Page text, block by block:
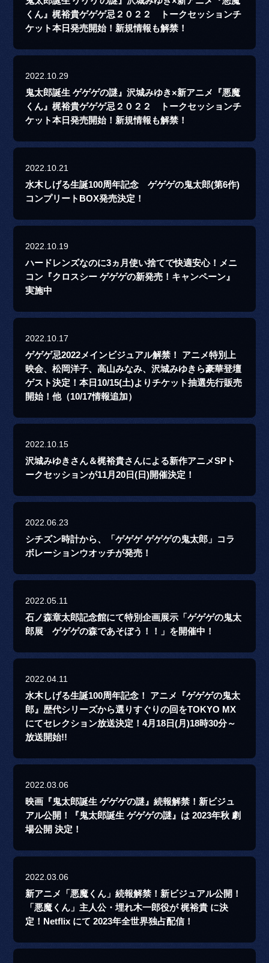
くん』梶裕貴ゲゲゲ忌２０２２ トークセッションチ
ケット本日発売開始！新規情報も解禁！
2022.10.29
鬼太郎誕生 ゲゲゲの謎』沢城みゆき×新アニメ『悪魔
くん』梶裕貴ゲゲゲ忌２０２２ トークセッションチ
ケット本日発売開始！新規情報も解禁！
2022.10.21
水木しげる生誕100周年記念 ゲゲゲの鬼太郎(第6作)
コンプリートBOX発売決定！
2022.10.19
ハードレンズなのに3ヵ月使い捨てで快適安心！メニ
コン『クロスシー ゲゲゲの新発売！キャンペーン』
実施中
2022.10.17
ゲゲゲ忌2022メインビジュアル解禁！ アニメ特別上
映会、松岡洋子、高山みなみ、沢城みゆきら豪華登壇
ゲスト決定！本日10/15(土)よりチケット抽選先行販売
開始！他（10/17情報追加）
2022.10.15
沢城みゆきさん＆梶裕貴さんによる新作アニメSPト
ークセッションが11月20日(日)開催決定！
2022.06.23
シチズン時計から、「ゲゲゲ ゲゲゲの鬼太郎」コラ
ボレーションウオッチが発売！
2022.05.11
石ノ森章太郎記念館にて特別企画展示「ゲゲゲの鬼太
郎展 ゲゲゲの森であそぼう！！」を開催中！
2022.04.11
水木しげる生誕100周年記念！ アニメ『ゲゲゲの鬼太
郎』歴代シリーズから選りすぐりの回をTOKYO MX
にてセレクション放送決定！4月18日(月)18時30分～
放送開始!!
2022.03.06
映画『鬼太郎誕生 ゲゲゲの謎』続報解禁！新ビジュ
アル公開！『鬼太郎誕生 ゲゲゲの謎』は 2023年秋 劇
場公開 決定！
2022.03.06
新アニメ「悪魔くん」続報解禁！新ビジュアル公開！
「悪魔くん」主人公・埋れ木一郎役が 梶裕貴 に決
定！Netflix にて 2023年全世界独占配信！